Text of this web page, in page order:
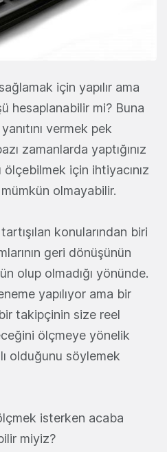
için yapılır ama
hesaplanabilir mi? Buna
vermek pek
zamanlarda yaptığınız
ölçebilmek için ihtiyacınız
olmayabilir.
konularından biri
geri dönüşünün
olup olmadığı yönünde.
yapılıyor ama bir
takipçinin size reel
ölçmeye yönelik
olduğunu söylemek
isterken acaba
miyiz?